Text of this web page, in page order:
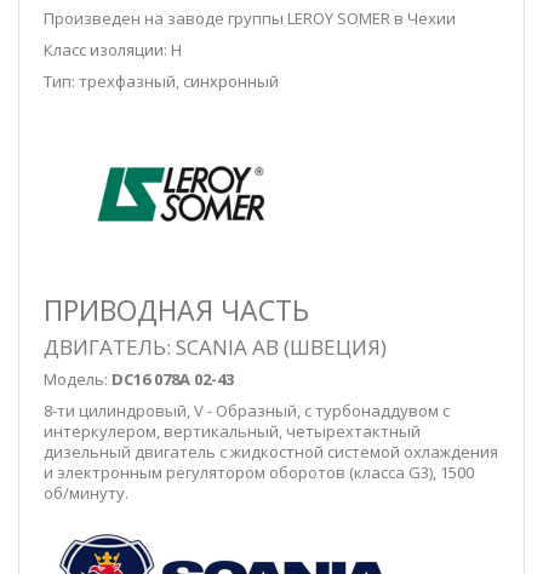
Произведен на заводе группы LEROY SOMER в Чехии
Класс изоляции: H
Тип: трехфазный, синхронный
ПРИВОДНАЯ ЧАСТЬ
ДВИГАТЕЛЬ: SCANIA AB (ШВЕЦИЯ)
Модель: DC16 078A 02-43
8-ти цилиндровый, V - Образный, с турбонаддувом с
интеркулером, вертикальный, четырехтактный
дизельный двигатель с жидкостной системой охлаждения
и электронным регулятором оборотов (класса G3), 1500
об/минуту.